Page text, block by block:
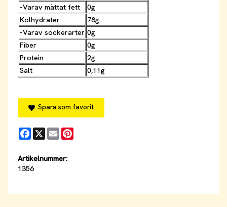
-Varav mättat fett
0g
Kolhydrater
78g
-Varav sockerarter 0g
Fiber
0g
Protein
2g
Salt
0,11g
Spara som favorit
Facebook
X Email
Artikelnummer:
1356